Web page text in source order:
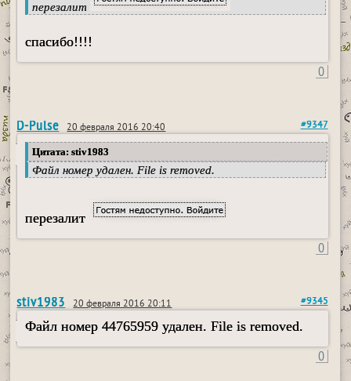
перезалит
спасибо!!!!
0
D-Pulse 20 февраля 2016 20:40 #9347
Цитата: stiv1983
Файл номер удален. File is removed.
перезалит
0
stiv1983 20 февраля 2016 20:11 #9345
Файл номер 44765959 удален. File is removed.
0